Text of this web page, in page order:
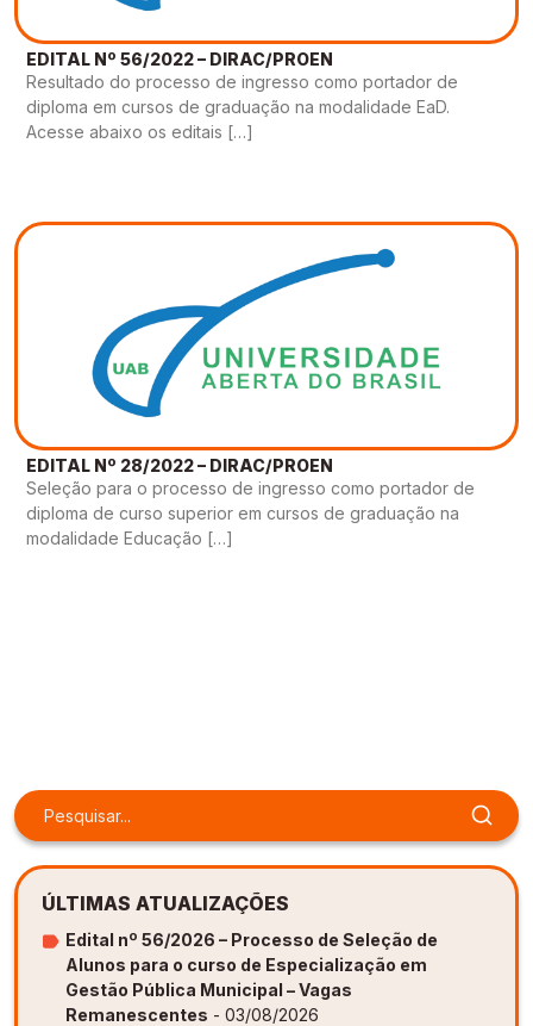
EDITAL Nº 56/2022 – DIRAC/PROEN
Resultado do processo de ingresso como portador de
diploma em cursos de graduação na modalidade EaD.
Acesse abaixo os editais […]
EDITAL Nº 28/2022 – DIRAC/PROEN
Seleção para o processo de ingresso como portador de
diploma de curso superior em cursos de graduação na
modalidade Educação […]
ÚLTIMAS ATUALIZAÇÕES
Edital nº 56/2026 – Processo de Seleção de
Alunos para o curso de Especialização em
Gestão Pública Municipal – Vagas
Remanescentes - 03/08/2026
Gestão de Ambientes Promotores de Inovação
[GAPI]
Especialização em Gestão de Ambientes de
Aprendizagem [PDE]
Gestão de Ambientes Promotores de Inovação
[GAPI]
Especialização em Gestão de Ambientes de
Aprendizagem [PDE]
Gestão de Ambientes Promotores de Inovação
[GAPI]
Especialização em Gestão de Ambientes de
Aprendizagem [PDE]
Gestão de Ambientes Promotores de Inovação
[GAPI]
Especialização em Gestão de Ambientes de
Aprendizagem [PDE]
Gestão de Ambientes Promotores de Inovação
[GAPI]
Especialização em Gestão de Ambientes de
Aprendizagem [PDE]